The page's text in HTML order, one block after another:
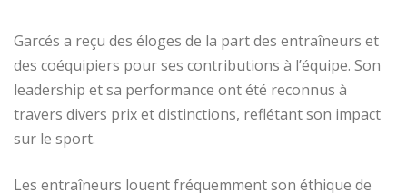
Garcés a reçu des éloges de la part des entraîneurs et
des coéquipiers pour ses contributions à l’équipe. Son
leadership et sa performance ont été reconnus à
travers divers prix et distinctions, reflétant son impact
sur le sport.
Les entraîneurs louent fréquemment son éthique de